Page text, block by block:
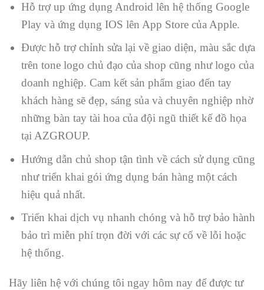
Hỗ trợ up ứng dụng Android lên hệ thống Google
Play và ứng dụng IOS lên App Store của Apple.
Được hỗ trợ chỉnh sửa lại về giao diện, màu sắc dựa
trên tone logo chủ đạo của shop cũng như logo của
doanh nghiệp. Cam kết sản phẩm giao đến tay
khách hàng sẽ đẹp, sáng sủa và chuyên nghiệp nhờ
những bàn tay tài hoa của đội ngũ thiết kế đồ họa
tại AZGROUP.
Hướng dẫn chủ shop tận tình về cách sử dụng cũng
như triển khai gói ứng dụng bán hàng một cách
hiệu quả nhất.
Triển khai dịch vụ nhanh chóng và hỗ trợ bảo hành
bảo trì miễn phí trọn đời với các sự cố về lỗi hoặc
hệ thống.
Hãy liên hệ với chúng tôi ngay hôm nay để được tư